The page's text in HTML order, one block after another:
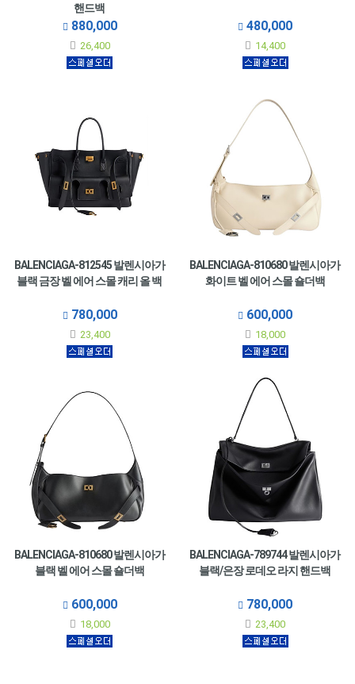
핸드백
880,000
26,400
480,000
14,400
BALENCIAGA-812545 발렌시아가
블랙 금장 벨 에어 스몰 캐리 올 백
780,000
23,400
BALENCIAGA-810680 발렌시아가
화이트 벨 에어 스몰 숄더백
600,000
18,000
BALENCIAGA-810680 발렌시아가
블랙 벨 에어 스몰 숄더백
600,000
18,000
BALENCIAGA-789744 발렌시아가
블랙/은장 로데오 라지 핸드백
780,000
23,400